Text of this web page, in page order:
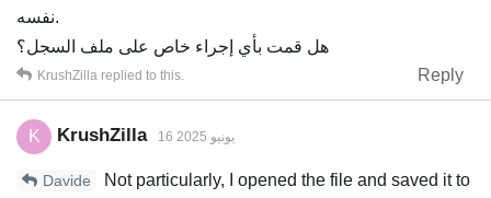
نفسه.
هل قمت بأي إجراء خاص على ملف السجل؟
Reply
KrushZilla replied to this.
K KrushZilla 16 يونيو 2025
Davide
Not particularly, I opened the file and saved it to